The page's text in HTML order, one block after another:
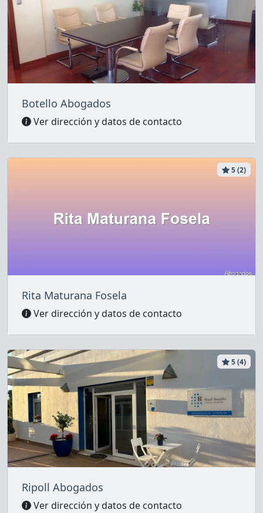
Botello Abogados
Ver dirección y datos de contacto
5 (2)
Rita Maturana Fosela
Ver dirección y datos de contacto
5 (4)
Ripoll Abogados
Ver dirección y datos de contacto